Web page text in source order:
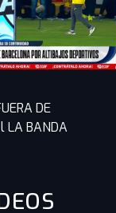
DE
LA BANDA